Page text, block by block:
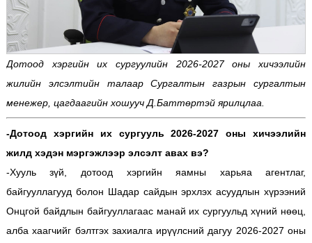
Дотоод хэргийн их сургуулийн 2026-2027 оны хичээлийн
жилийн элсэлтийн талаар Сургалтын газрын сургалтын
менежер, цагдаагийн хошууч Д.Баттөртэй ярилцлаа.
-Дотоод хэргийн их сургууль 2026-2027 оны хичээлийн
жилд хэдэн мэргэжлээр элсэлт авах вэ?
-Хууль зүй, дотоод хэргийн яамны харьяа агентлаг,
байгууллагууд болон Шадар сайдын эрхлэх асуудлын хүрээний
Онцгой байдлын байгууллагаас манай их сургуульд хүний нөөц,
алба хаагчийг бэлтгэх захиалга ирүүлсний дагуу 2026-2027 оны